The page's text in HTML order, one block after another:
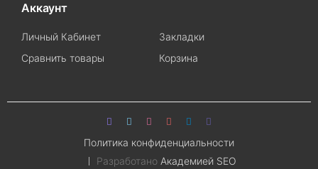
Аккаунт
Личный Кабинет
Закладки
Сравнить товары
Корзина
Политика конфиденциальности
Разработано Академией SEO